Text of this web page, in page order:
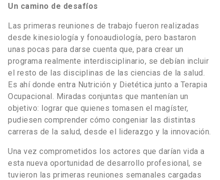
Un camino de desafíos
Las primeras reuniones de trabajo fueron realizadas
desde kinesiología y fonoaudiología, pero bastaron
unas pocas para darse cuenta que, para crear un
programa realmente interdisciplinario, se debían incluir
el resto de las disciplinas de las ciencias de la salud.
Es ahí donde entra Nutrición y Dietética junto a Terapia
Ocupacional. Miradas conjuntas que mantenían un
objetivo: lograr que quienes tomasen el magíster,
pudiesen comprender cómo congeniar las distintas
carreras de la salud, desde el liderazgo y la innovación.
Una vez comprometidos los actores que darían vida a
esta nueva oportunidad de desarrollo profesional, se
tuvieron las primeras reuniones semanales cargadas